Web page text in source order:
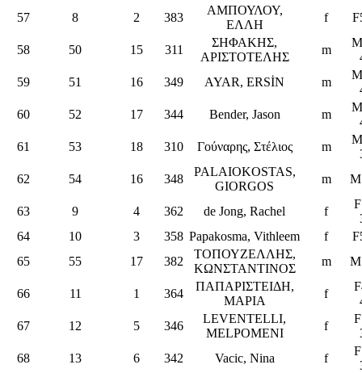
57
8 2 383
ΑΜΠΟΥΛΟΥ,
ΕΛΛΗ
f
58 50 15 311
ΣΗΦΑΚΗΣ,
ΑΡΙΣΤΟΤΕΛΗΣ
m
59
51 16 349 AYAR, ERSİN m
60
52 17 344 Bender, Jason m
61
53 18 310 Γούναρης, Στέλιος m
62
54 16 348
PALAIOKOSTAS,
GIORGOS
m
63 9 4 362 de Jong, Rachel f
64
10 3 358 Papakosma, Vithleem f
65
55 17 382
ΤΟΠΟΥΖΕΛΛΗΣ,
ΚΩΝΣΤΑΝΤΙΝΟΣ
m
66 11 1 364
ΠΑΠΑΡΙΣΤΕΙΔΗ,
ΜΑΡΙΑ
f
67
12 5 346
LEVENTELLI,
MELPOMENI
f
68
13 6 342 Vacic, Nina f